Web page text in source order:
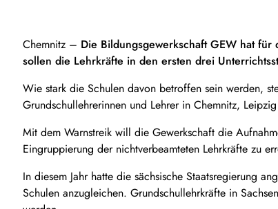
Chemnitz – Die Bildungsgewerkschaft GEW hat
sollen die Lehrkräfte in den ersten drei
Wie stark die Schulen davon betroffen sein werden,
Grundschullehrerinnen und Lehrer in Chemnitz,
Mit dem Warnstreik will die Gewerkschaft die
Eingruppierung der nichtverbeamteten Lehrkräfte zu
In diesem Jahr hatte die sächsische Staatsregierung
Schulen anzugleichen. Grundschullehrkräfte in